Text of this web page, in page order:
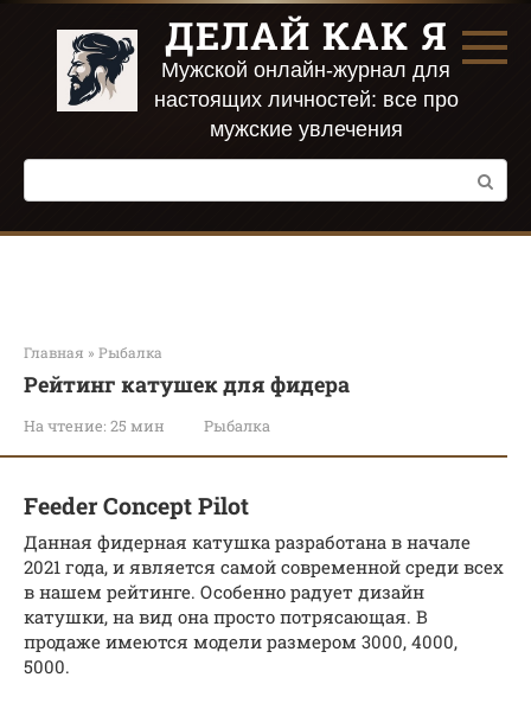
Перейти
контенту
ДЕЛАЙ КАК Я
Мужской онлайн-журнал для
настоящих личностей: все про
мужские увлечения
Поиск:
Главная » Рыбалка
Рейтинг катушек для фидера
На чтение: 25 мин Рыбалка
Feeder Concept Pilot
Данная фидерная катушка разработана в начале
2021 года, и является самой современной среди всех
в нашем рейтинге. Особенно радует дизайн
катушки, на вид она просто потрясающая. В
продаже имеются модели размером 3000, 4000,
5000.